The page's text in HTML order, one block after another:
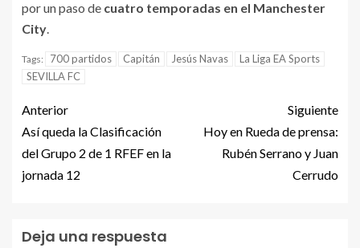
por un paso de cuatro temporadas en el Manchester
City.
Tags: 700 partidos Capitán Jesús Navas
La Liga EA Sports
SEVILLA FC
Anterior
Así queda la Clasificación
del Grupo 2 de 1 RFEF en la
jornada 12
Siguiente
Hoy en Rueda de prensa:
Rubén Serrano y Juan
Cerrudo
Deja una respuesta